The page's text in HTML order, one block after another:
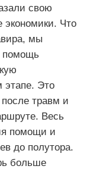
свою
экономики. Что
мы
помощь
этапе. Это
травм и
Весь
помощи и
до полутора.
больше